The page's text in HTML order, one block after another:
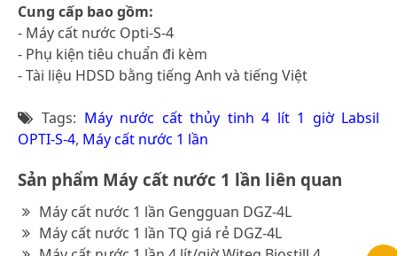
Cung cấp bao gồm:
- Máy cất nước Opti-S-4
- Phụ kiện tiêu chuẩn đi kèm
- Tài liệu HDSD bằng tiếng Anh và tiếng Việt
Tags: Máy nước cất thủy tinh 4 lít 1 giờ Labsil
OPTI-S-4, Máy cất nước 1 lần
Sản phẩm Máy cất nước 1 lần liên quan
Máy cất nước 1 lần Gengguan DGZ-4L
Máy cất nước 1 lần TQ giá rẻ DGZ-4L